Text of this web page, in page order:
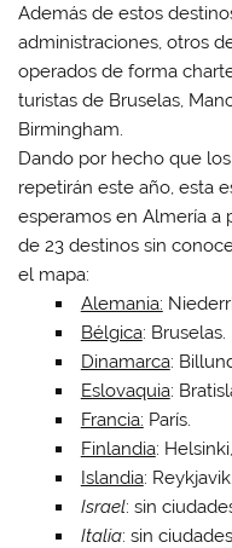
Además de estos
administraciones, otros
operados de forma
turistas de Bruselas,
Birmingham.
Dando por hecho que
repetirán este año, esta
esperamos en Almería a
de 23 destinos sin
el mapa:
Alemania:
Bélgica: Bruselas.
Dinamarca:
Eslovaquia:
Francia: París.
Finlandia:
Islandia: Reykjavik.
Israel: sin
Italia: sin